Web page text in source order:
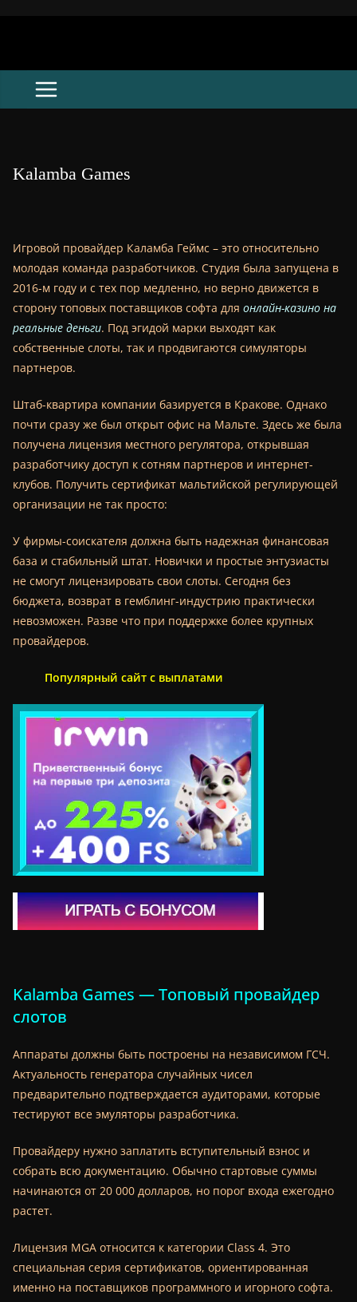
Kalamba Games
Игровой провайдер Каламба Геймс – это относительно
молодая команда разработчиков. Студия была запущена в
2016-м году и с тех пор медленно, но верно движется в
сторону топовых поставщиков софта для онлайн-казино на
реальные деньги. Под эгидой марки выходят как
собственные слоты, так и продвигаются симуляторы
партнеров.
Штаб-квартира компании базируется в Кракове. Однако
почти сразу же был открыт офис на Мальте. Здесь же была
получена лицензия местного регулятора, открывшая
разработчику доступ к сотням партнеров и интернет-
клубов. Получить сертификат мальтийской регулирующей
организации не так просто:
У фирмы-соискателя должна быть надежная финансовая
база и стабильный штат. Новички и простые энтузиасты
не смогут лицензировать свои слоты. Сегодня без
бюджета, возврат в гемблинг-индустрию практически
невозможен. Разве что при поддержке более крупных
провайдеров.
Популярный сайт с выплатами
Kalamba Games — Топовый провайдер
слотов
Аппараты должны быть построены на независимом ГСЧ.
Актуальность генератора случайных чисел
предварительно подтверждается аудиторами, которые
тестируют все эмуляторы разработчика.
Провайдеру нужно заплатить вступительный взнос и
собрать всю документацию. Обычно стартовые суммы
начинаются от 20 000 долларов, но порог входа ежегодно
растет.
Лицензия MGA относится к категории Class 4. Это
специальная серия сертификатов, ориентированная
именно на поставщиков программного и игорного софта.